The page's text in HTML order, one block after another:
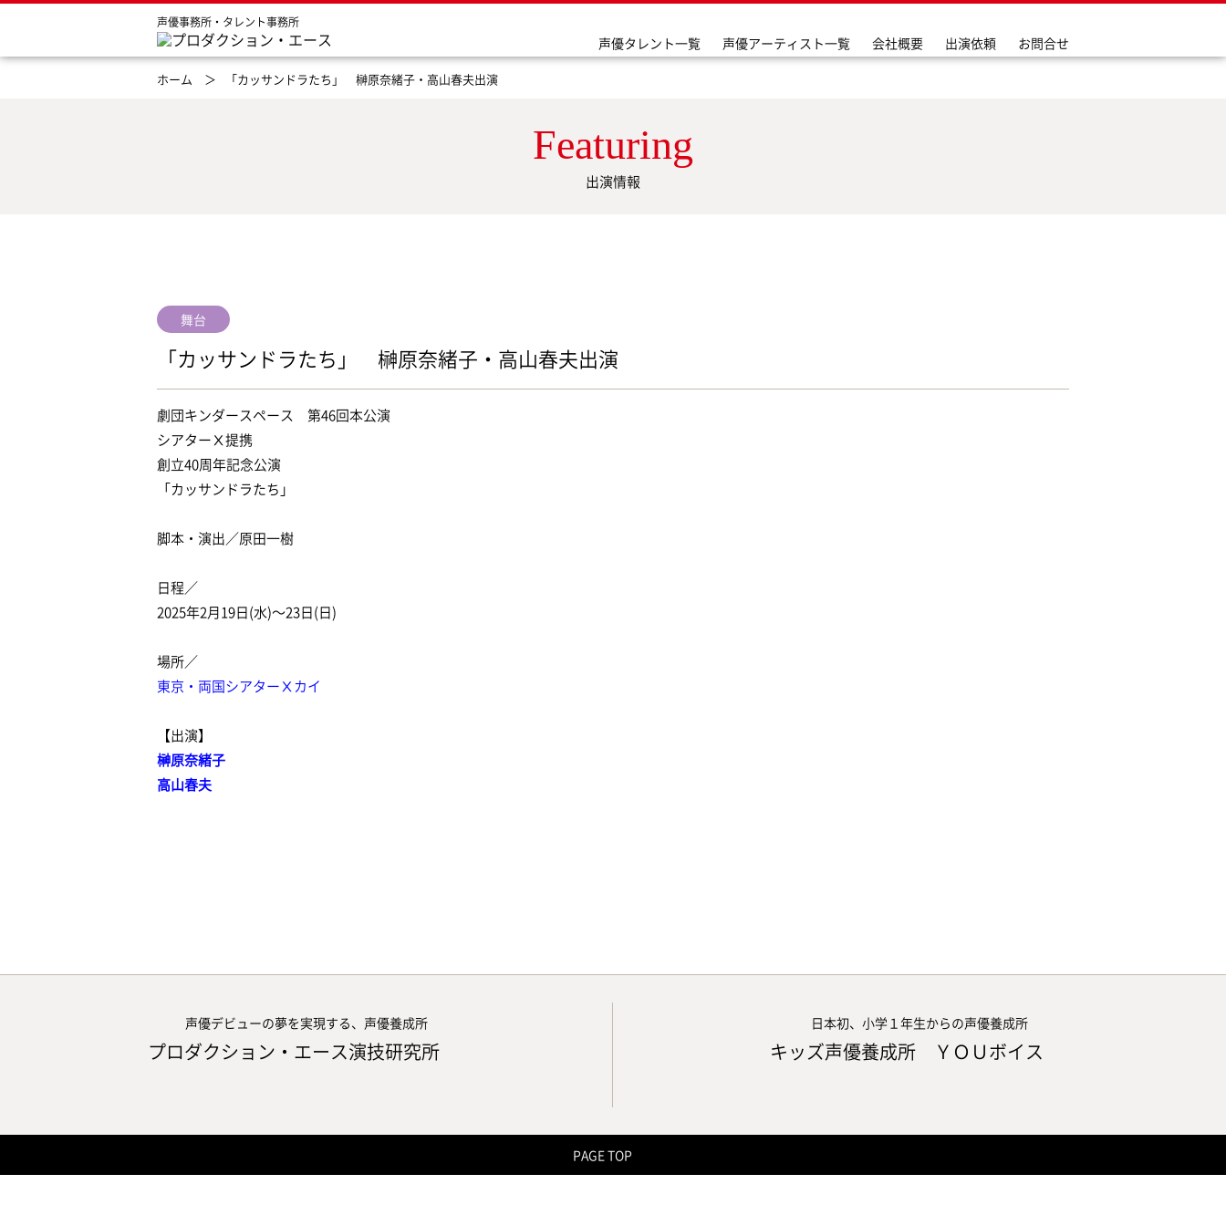
声優事務所・タレント事務所
声優タレント一覧 声優アーティスト一覧 会社概要 出演依頼 お問合せ
ホーム ＞ 「カッサンドラたち」 榊原奈緒子・高山春夫出演
Featuring
出演情報
舞台
「カッサンドラたち」 榊原奈緒子・高山春夫出演
劇団キンダースペース 第46回本公演
シアターⅩ提携
創立40周年記念公演
「カッサンドラたち」
脚本・演出／原田一樹
日程／
2025年2月19日(水)〜23日(日)
場所／
東京・両国シアターⅩカイ
【出演】
榊原奈緒子
高山春夫
声優デビューの夢を実現する、声優養成所
プロダクション・エース演技研究所
日本初、小学１年生からの声優養成所
キッズ声優養成所 ＹＯＵボイス
PAGE TOP